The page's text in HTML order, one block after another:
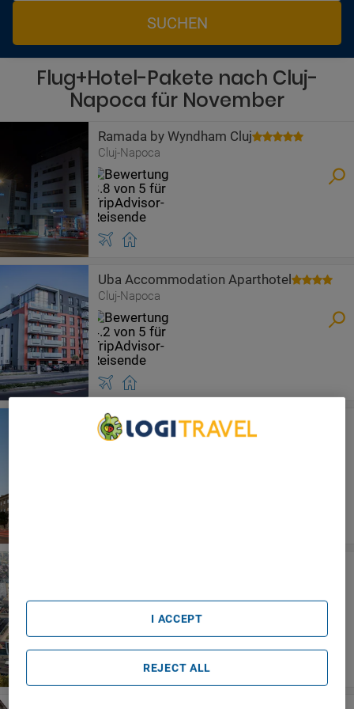
SUCHEN
Flug+Hotel-Pakete nach Cluj-
Napoca für November
Ramada by Wyndham Cluj
Cluj-Napoca
Uba Accommodation Aparthotel
Cluj-Napoca
Hampton By Hilton Cluj Napoca
Cluj-Napoca
REJECT ALL
I ACCEPT